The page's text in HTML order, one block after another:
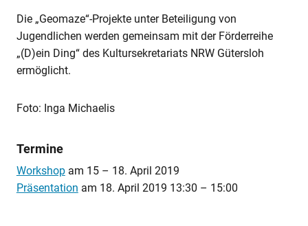
Die „Geomaze“-Projekte unter Beteiligung von
Jugendlichen werden gemeinsam mit der Förderreihe
„(D)ein Ding“ des Kultursekretariats NRW Gütersloh
ermöglicht.
Foto: Inga Michaelis
Termine
Workshopam 15– 18. April 2019
Präsentation am 18. April 2019 13:30 – 15:00